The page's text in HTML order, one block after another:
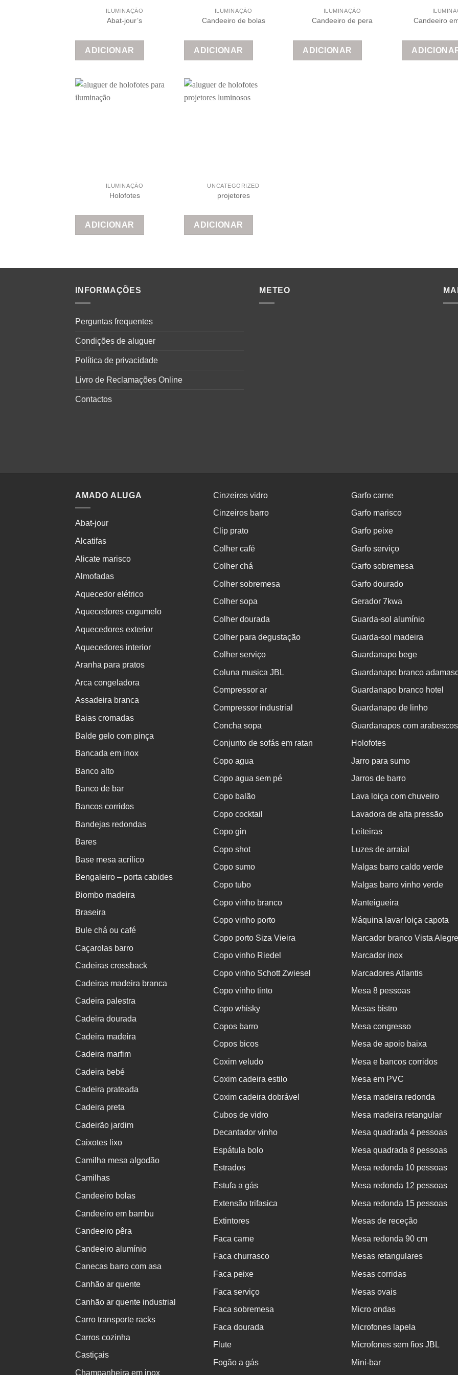
ILUMINAÇÃO
Abat-jour’s
ADICIONAR
ILUMINAÇÃO
Candeeiro de bolas
ADICIONAR
ILUMINAÇÃO
Candeeiro de pera
ADICIONAR
Candeeiro
ILUMINAÇÃO
Holofotes
ADICIONAR
UNCATEGORIZED
projetores
ADICIONAR
INFORMAÇÕES
Perguntas frequentes
Condições de aluguer
Política de privacidade
Livro de Reclamações Online
Contactos
METEO
AMADO ALUGA
Abat-jour
Alcatifas
Alicate marisco
Almofadas
Aquecedor elétrico
Aquecedores cogumelo
Aquecedores exterior
Aquecedores interior
Aranha para pratos
Arca congeladora
Assadeira branca
Baias cromadas
Balde gelo com pinça
Bancada em inox
Banco alto
Banco de bar
Bancos corridos
Bandejas redondas
Bares
Base mesa acrílico
Bengaleiro – porta cabides
Biombo madeira
Braseira
Bule chá ou café
Caçarolas barro
Cadeiras crossback
Cadeiras madeira branca
Cadeira palestra
Cadeira dourada
Cadeira madeira
Cadeira marfim
Cadeira bebé
Cadeira prateada
Cadeira preta
Cadeirão jardim
Caixotes lixo
Camilha mesa algodão
Camilhas
Candeeiro bolas
Candeeiro em bambu
Candeeiro pêra
Candeeiro alumínio
Canecas barro com asa
Canhão ar quente
Canhão ar quente industrial
Carro transporte racks
Carros cozinha
Castiçais
Champanheira em inox
Cinzeiros vidro
Cinzeiros barro
Clip prato
Colher café
Colher chá
Colher sobremesa
Colher sopa
Colher dourada
Colher para degustação
Colher serviço
Coluna musica JBL
Compressor ar
Compressor industrial
Concha sopa
Conjunto de sofás em ratan
Copo agua
Copo agua sem pé
Copo balão
Copo cocktail
Copo gin
Copo shot
Copo sumo
Copo tubo
Copo vinho branco
Copo vinho porto
Copo porto Siza Vieira
Copo vinho Riedel
Copo vinho Schott Zwiesel
Copo vinho tinto
Copo whisky
Copos barro
Copos bicos
Coxim veludo
Coxim cadeira estilo
Coxim cadeira dobrável
Cubos de vidro
Decantador vinho
Espátula bolo
Estrados
Estufa a gás
Extensão trifasica
Extintores
Faca carne
Faca churrasco
Faca peixe
Faca serviço
Faca sobremesa
Faca dourada
Flute
Fogão a gás
Garfo carne
Garfo marisco
Garfo peixe
Garfo serviço
Garfo sobremesa
Garfo dourado
Gerador 7kwa
Guarda-sol alumínio
Guarda-sol madeira
Guardanapo bege
Guardanapo branco
Guardanapo branco hotel
Guardanapo de linho
Guardanapos com arabescos
Holofotes
Jarro para sumo
Jarros de barro
Lava loiça com chuveiro
Lavadora de alta pressão
Leiteiras
Luzes de arraial
Malgas barro caldo verde
Malgas barro vinho verde
Manteigueira
Máquina lavar loiça capota
Marcador branco Vista Alegre
Marcador inox
Marcadores Atlantis
Mesa 8 pessoas
Mesas bistro
Mesa congresso
Mesa de apoio baixa
Mesa e bancos corridos
Mesa em PVC
Mesa madeira redonda
Mesa madeira retangular
Mesa quadrada 4 pessoas
Mesa quadrada 8 pessoas
Mesa redonda 10 pessoas
Mesa redonda 12 pessoas
Mesa redonda 15 pessoas
Mesas de receção
Mesa redonda 90 cm
Mesas retangulares
Mesas corridas
Mesas ovais
Micro ondas
Microfones lapela
Microfones sem fios JBL
Mini-bar